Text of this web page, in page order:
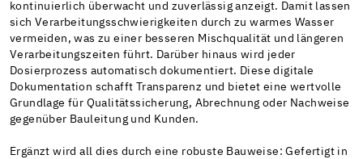
kontinuierlich überwacht und zuverlässig anzeigt. Damit lassen
sich Verarbeitungsschwierigkeiten durch zu warmes Wasser
vermeiden, was zu einer besseren Mischqualität und längeren
Verarbeitungszeiten führt. Darüber hinaus wird jeder
Dosierprozess automatisch dokumentiert. Diese digitale
Dokumentation schafft Transparenz und bietet eine wertvolle
Grundlage für Qualitätssicherung, Abrechnung oder Nachweise
gegenüber Bauleitung und Kunden.
Ergänzt wird all dies durch eine robuste Bauweise: Gefertigt in